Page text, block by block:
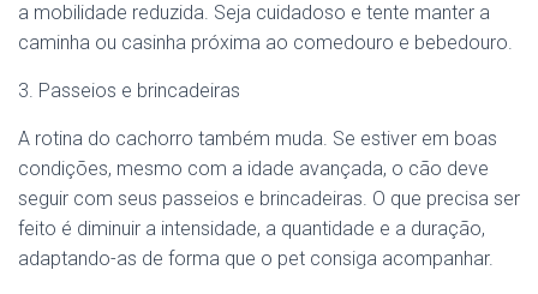
a mobilidade reduzida. Seja cuidadoso e tente manter a
caminha ou casinha próxima ao comedouro e bebedouro.
3. Passeios e brincadeiras
A rotina do cachorro também muda. Se estiver em boas
condições, mesmo com a idade avançada, o cão deve
seguir com seus passeios e brincadeiras. O que precisa ser
feito é diminuir a intensidade, a quantidade e a duração,
adaptando-as de forma que o pet consiga acompanhar.